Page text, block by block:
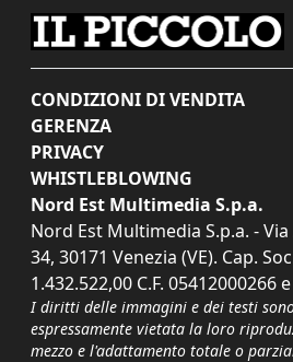
CONDIZIONI DI VENDITA
GERENZA
PRIVACY
WHISTLEBLOWING
Nord Est Multimedia S.p.a.
Nord Est Multimedia S.p.a. -
34, 30171 Venezia (VE). Cap.
1.432.522,00 C.F. 05412000266
I diritti delle immagini e dei testi
espressamente vietata la loro
mezzo e l'adattamento totale o